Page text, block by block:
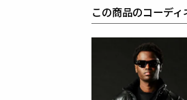
表地 : ナイロン83% ポ
リブ : ポリエステル
この商品のコーデ